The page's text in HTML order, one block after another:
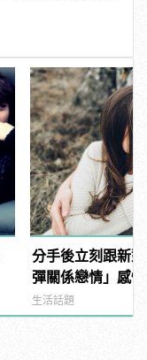
分手後立刻跟新
彈關係戀情」感
生活話題